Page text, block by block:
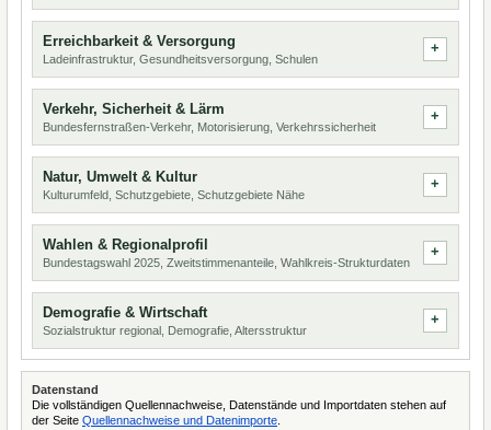
Erreichbarkeit & Versorgung
Ladeinfrastruktur, Gesundheitsversorgung, Schulen
Verkehr, Sicherheit & Lärm
Bundesfernstraßen-Verkehr, Motorisierung, Verkehrssicherheit
Natur, Umwelt & Kultur
Kulturumfeld, Schutzgebiete, Schutzgebiete Nähe
Wahlen & Regionalprofil
Bundestagswahl 2025, Zweitstimmenanteile, Wahlkreis-Strukturdaten
Demografie & Wirtschaft
Sozialstruktur regional, Demografie, Altersstruktur
Datenstand
Die vollständigen Quellennachweise, Datenstände und Importdaten stehen auf
der Seite Quellennachweise und Datenimporte